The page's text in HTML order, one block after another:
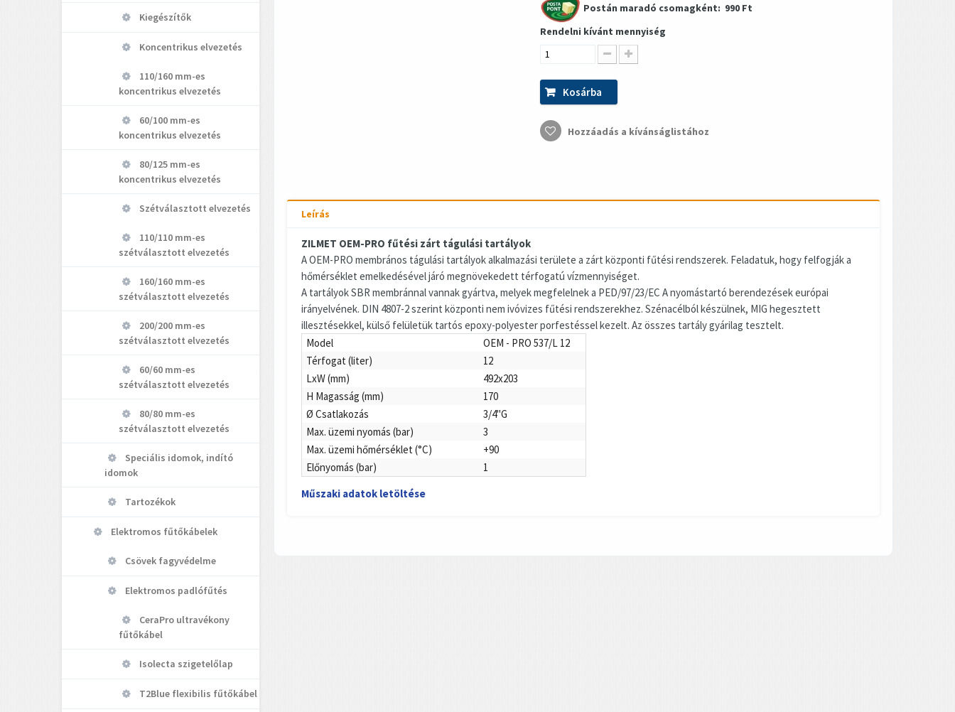
Kiegészítők
Koncentrikus elvezetés
110/160 mm-es
koncentrikus elvezetés
60/100 mm-es
koncentrikus elvezetés
80/125 mm-es
koncentrikus elvezetés
Szétválasztott elvezetés
110/110 mm-es
szétválasztott elvezetés
160/160 mm-es
szétválasztott elvezetés
200/200 mm-es
szétválasztott elvezetés
60/60 mm-es
szétválasztott elvezetés
80/80 mm-es
szétválasztott elvezetés
Speciális idomok, indító
idomok
Tartozékok
Elektromos fűtőkábelek
Csövek fagyvédelme
Elektromos padlófűtés
CeraPro ultravékony
fűtőkábel
Isolecta szigetelőlap
T2Blue flexibilis fűtőkábel
Postán maradó csomagként: 990 Ft
Rendelni kívánt mennyiség
Kosárba
Hozzáadás a kívánságlistához
Leírás
ZILMET OEM-PRO fűtési zárt tágulási tartályok
A OEM-PRO membrános tágulási tartályok alkalmazási területe a zárt központi fűtési rendszerek. Feladatuk, hogy felfogják a
hőmérséklet emelkedésével járó megnövekedett térfogatú vízmennyiséget.
A tartályok SBR membránnal vannak gyártva, melyek megfelelnek a PED/97/23/EC A nyomástartó berendezések európai
irányelvének. DIN 4807-2 szerint központi nem ivóvizes fűtési rendszerekhez. Szénacélból készülnek, MIG hegesztett
illesztésekkel, külső felületük tartós epoxy-polyester porfestéssel kezelt. Az összes tartály gyárilag tesztelt.
Model
OEM - PRO 537/L 12
Térfogat (liter)
12
LxW (mm)
492x203
H Magasság (mm)
170
Ø Csatlakozás
3/4"G
Max. üzemi nyomás (bar)
3
Max. üzemi hőmérséklet (°C)
+90
Előnyomás (bar)
1
Műszaki adatok letöltése